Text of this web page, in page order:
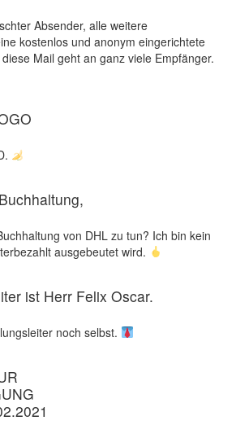
Absender, alle weitere
kostenlos und anonym eingerichtete
Mail geht an ganz viele Empfänger.
von DHL zu tun? Ich bin kein
ausgebeutet wird.
ist Herr Felix Oscar.
noch selbst.